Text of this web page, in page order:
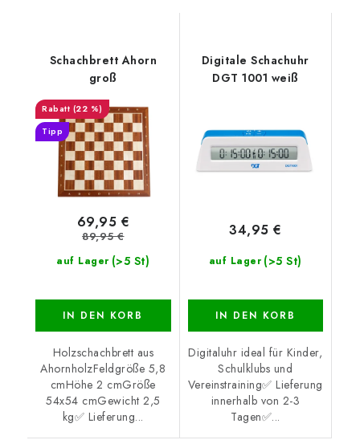
Schachbrett Ahorn
groß
(22 %)
Tipp
auf Lager (>5 St)
69,95 €
89,95 €
IN DEN KORB
Holzschachbrett aus
AhornholzFeldgröße 5,8
cmHöhe 2 cmGröße
54x54 cmGewicht 2,5
kg✅ Lieferung...
Digitale Schachuhr
DGT 1001 weiß
auf Lager (>5 St)
34,95 €
IN DEN KORB
Digitaluhr ideal für Kinder,
Schulklubs und
Vereinstraining✅ Lieferung
innerhalb von 2-3
Tagen✅...